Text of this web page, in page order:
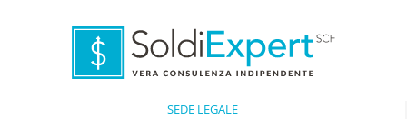
SEDE LEGALE